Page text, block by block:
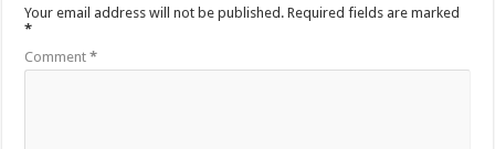
Your email address will not be published. Required fields are marked
*
Comment*